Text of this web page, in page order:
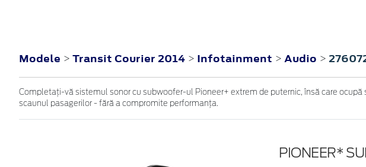
Modele > Transit Courier 2014 > Infotainment > Audio >
Completaţi-vă sistemul sonor cu subwoofer-ul Pioneer+ extrem de puternic, însă care
scaunul pasagerilor - fără a compromite performanţa.
PIONEER*